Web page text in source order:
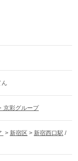
京彩グループ
> 新宿区 > 新宿西口駅 /